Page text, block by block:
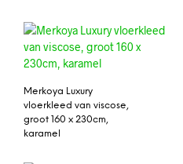
Merkoya Luxury
vloerkleed van viscose,
groot 160 x 230cm,
karamel